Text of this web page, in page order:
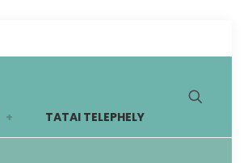
TATAI TELEPHELY